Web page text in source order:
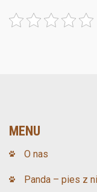
MENU
O nas
Panda – pies z